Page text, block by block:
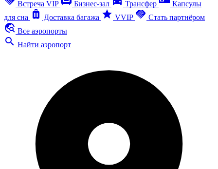
Встреча VIP Бизнес-зал Трансфер
Капсулы
для сна luggage Доставка багажа star VVIP handshake Стать партнёром
travel_explore Все аэропорты
search Найти аэропорт